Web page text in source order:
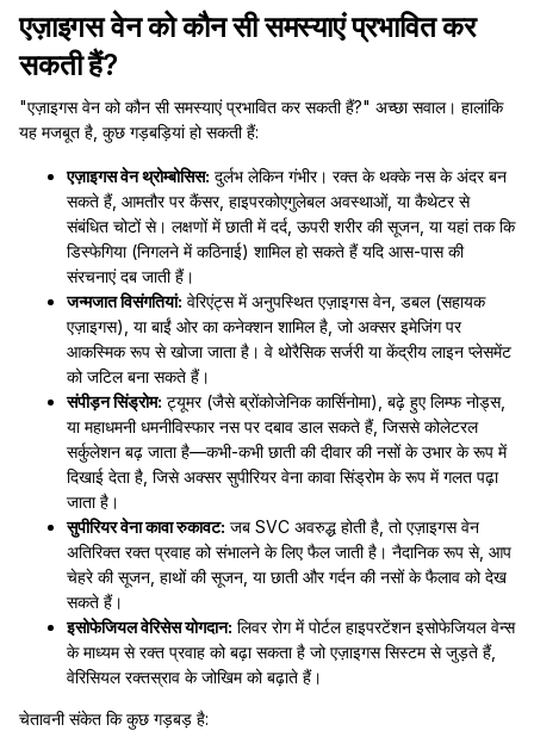
एज़ाइगस वेन को कौन सी समस्याएं प्रभावित कर
सकती हैं?
"एज़ाइगस वेन को कौन सी समस्याएं प्रभावित कर सकती हैं?" अच्छा सवाल। हालांकि
यह मजबूत है, कुछ गड़बड़ियां हो सकती हैं:
एज़ाइगस वेन थ्रोम्बोसिस: दुर्लभ लेकिन गंभीर। रक्त के थक्के नस के अंदर बन
सकते हैं, आमतौर पर कैंसर, हाइपरकोएगुलेबल अवस्थाओं, या कैथेटर से
संबंधित चोटों से। लक्षणों में छाती में दर्द, ऊपरी शरीर की सूजन, या यहां तक कि
डिस्फेगिया (निगलने में कठिनाई) शामिल हो सकते हैं यदि आस-पास की
संरचनाएं दब जाती हैं।
जन्मजात विसंगतियां: वेरिएंट्स में अनुपस्थित एज़ाइगस वेन, डबल (सहायक
एज़ाइगस), या बाईं ओर का कनेक्शन शामिल है, जो अक्सर इमेजिंग पर
आकस्मिक रूप से खोजा जाता है। वे थोरैसिक सर्जरी या केंद्रीय लाइन प्लेसमेंट
को जटिल बना सकते हैं।
संपीड़न सिंड्रोम: ट्यूमर (जैसे ब्रोंकोजेनिक कार्सिनोमा), बढ़े हुए लिम्फ नोड्स,
या महाधमनी धमनीविस्फार नस पर दबाव डाल सकते हैं, जिससे कोलेटरल
सर्कुलेशन बढ़ जाता है—कभी-कभी छाती की दीवार की नसों के उभार के रूप में
दिखाई देता है, जिसे अक्सर सुपीरियर वेना कावा सिंड्रोम के रूप में गलत पढ़ा
जाता है।
सुपीरियर वेना कावा रुकावट: जब SVC अवरुद्ध होती है, तो एज़ाइगस वेन
अतिरिक्त रक्त प्रवाह को संभालने के लिए फैल जाती है। नैदानिक रूप से, आप
चेहरे की सूजन, हाथों की सूजन, या छाती और गर्दन की नसों के फैलाव को देख
सकते हैं।
इसोफेजियल वेरिसेस योगदान: लिवर रोग में पोर्टल हाइपरटेंशन इसोफेजियल वेन्स
के माध्यम से रक्त प्रवाह को बढ़ा सकता है जो एज़ाइगस सिस्टम से जुड़ते हैं,
वेरिसियल रक्तस्राव के जोखिम को बढ़ाते हैं।
चेतावनी संकेत कि कुछ गड़बड़ है: